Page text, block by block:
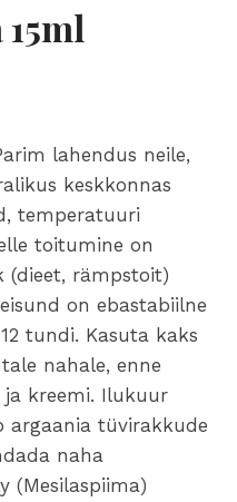
lahendus neile,
keskkonnas
temperatuuri
toitumine on
(dieet, rämpstoit)
on ebastabiilne
tundi. Kasuta kaks
nahale, enne
kreemi. Ilukuur
argaania tüvirakkude
naha
(Mesilaspiima)